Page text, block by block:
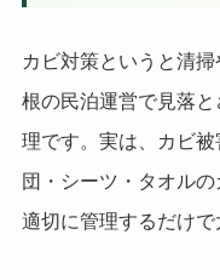
カビ対策というと清
根の民泊運営で見落
理です。実は、カビ
団・シーツ・タオル
適切に管理するだけで